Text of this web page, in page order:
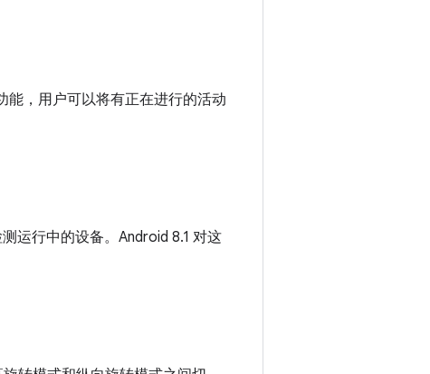
能，用户可以将有正在进行的活动
运行中的设备。Android 8.1 对这